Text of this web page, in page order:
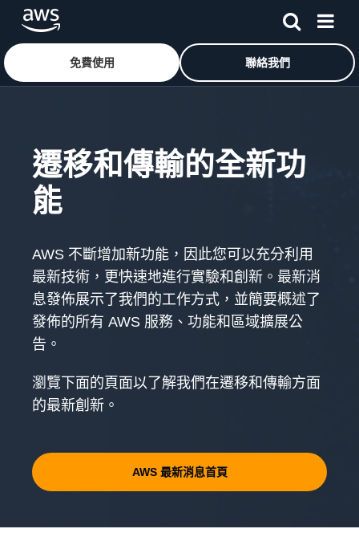
免費使用 聯絡我們
遷移和傳輸的全新功
能
AWS 不斷增加新功能，因此您可以充分利用
最新技術，更快速地進行實驗和創新。最新消
息發佈展示了我們的工作方式，並簡要概述了
發佈的所有 AWS 服務、功能和區域擴展公
告。
瀏覽下面的頁面以了解我們在遷移和傳輸方面
的最新創新。
AWS 最新消息首頁